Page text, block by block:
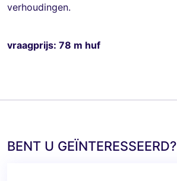
verhoudingen.
vraagprijs: 78 m huf
BENT U GEÏNTERESSEERD?